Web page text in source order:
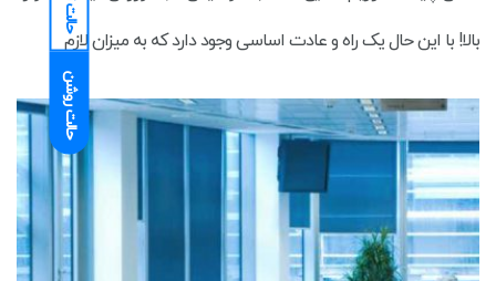
حالت روشن
بالا! با این حال یک راه و عادت اساسی وجود دارد که به میزان لازم